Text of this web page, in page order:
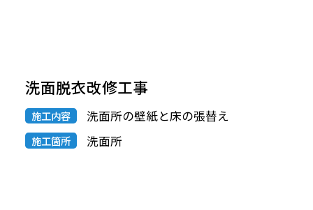
洗面脱衣改修工事
施工内容 洗面所の壁紙と床の張替え
施工箇所 洗面所